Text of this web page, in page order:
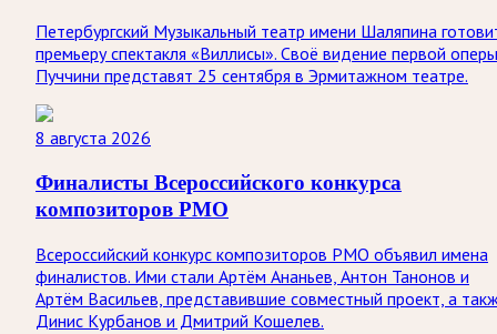
Петербургский Музыкальный театр имени Шаляпина
премьеру спектакля «Виллисы». Своё видение первой оперы
Пуччини представят 25 сентября в Эрмитажном театре.
8 августа 2026
Финалисты Всероссийского конкурса
композиторов РМО
Всероссийский конкурс композиторов РМО объявил имена
финалистов. Ими стали Артём Ананьев, Антон Танонов и
Артём Васильев, представившие совместный проект, а
Динис Курбанов и Дмитрий Кошелев.